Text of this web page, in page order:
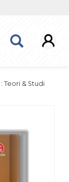
: Teori & Studi